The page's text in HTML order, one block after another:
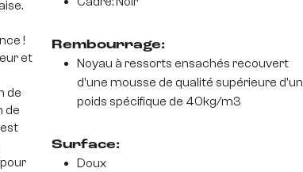
!
et
de
de
Rembourrage:
Noyau à ressorts ensachés recouvert
d'une mousse de qualité supérieure d'un
poids spécifique de 40kg/m3
Surface:
Doux